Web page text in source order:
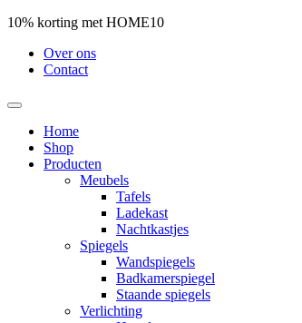
10% korting met HOME10
Over ons
Contact
Home
Shop
Producten
Meubels
Tafels
Ladekast
Nachtkastjes
Spiegels
Wandspiegels
Badkamerspiegel
Staande spiegels
Verlichting